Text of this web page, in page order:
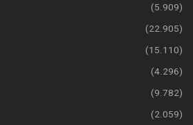
(5.909)
(22.905)
(15.110)
(4.296)
(9.782)
(2.059)